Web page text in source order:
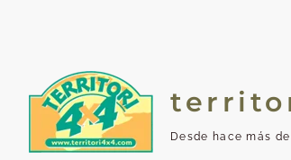
Desde hace más